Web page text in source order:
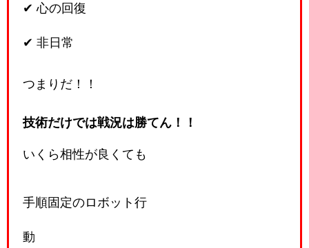
✔ 心の回復
✔ 非日常
つまりだ！！
技術だけでは戦況は勝てん！！
いくら相性が良くても
手順固定のロボット行
動